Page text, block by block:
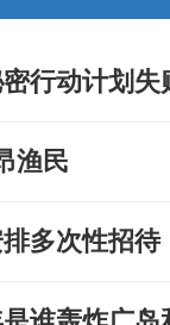
行动计划失
渔民
多次性招待